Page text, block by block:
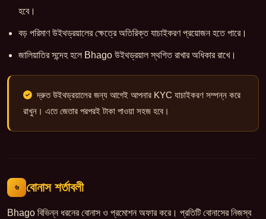
হবে।
বড় পরিমাণ উইথড্রয়ালের ক্ষেত্রে অতিরিক্ত যাচাইকরণ প্রয়োজন হতে পারে।
জালিয়াতির সন্দেহ হলে Bhago উইথড্রয়াল স্থগিত রাখার অধিকার রাখে।
দ্রুত উইথড্রয়ালের জন্য আগেই আপনার KYC যাচাইকরণ সম্পন্ন করে
রাখুন। এতে জেতার পরপরই টাকা পাওয়া সহজ হবে।
৬ বোনাস শর্তাবলী
Bhago বিভিন্ন ধরনের বোনাস ও প্রমোশন অফার করে। প্রতিটি বোনাসের নিজস্ব